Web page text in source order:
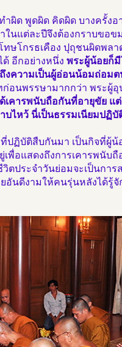
ำผิด พูดผิด คิดผิด บางครั้ง
ในแต่ละปีจึงต้องกราบขอ
ษโกรธเคือง ปุถุชนผิดพล
อีกอย่างหนึ่ง พระผู้น้อยก็มี
งความเป็นผู้อ่อนน้อมถ่อม
อนพรรษามากกว่า พระผู้
เคารพนับถือกันที่อายุขัย แ
ไหว้ นี่เป็นธรรมเนียมปฏิ
ปฏิบัติสืบกันมา เป็นกิจที่ผู้
พื่อแสดงถึงการเคารพนับถื
ประจำวันย่อมจะเป็นการ
อันดีงามให้คนรุ่นหลังได้รู้